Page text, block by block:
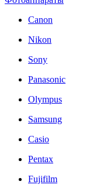
Canon
Nikon
Sony
Panasonic
Olympus
Samsung
Casio
Pentax
Fujifilm